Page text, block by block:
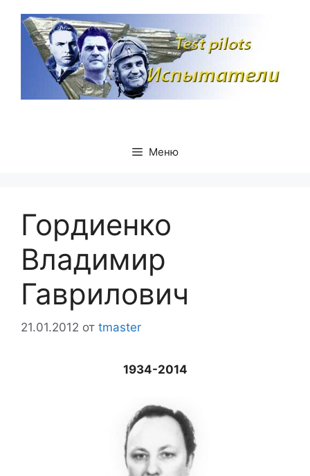
содержимому
Меню
Гордиенко
Владимир
Гаврилович
21.01.2012 от tmaster
1934-2014